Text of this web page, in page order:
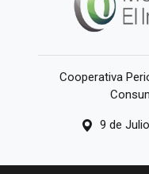
Cooperativa
9 de